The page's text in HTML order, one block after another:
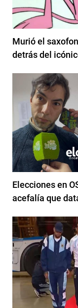
Murió el
detrás del
Elecciones en
acefalía que